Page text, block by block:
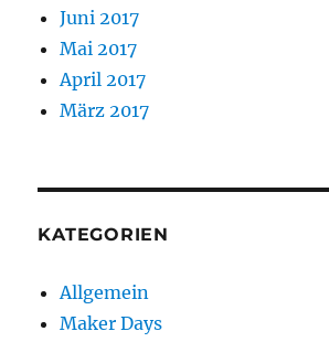
Juni 2017
Mai 2017
April 2017
März 2017
KATEGORIEN
Allgemein
Maker Days